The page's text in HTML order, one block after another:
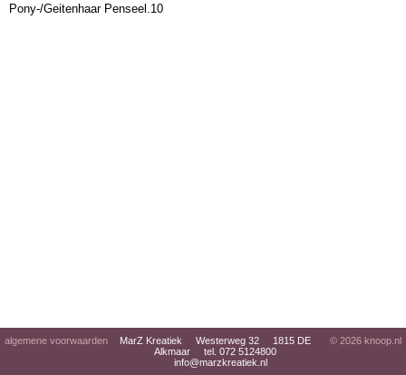
Pony-/Geitenhaar Penseel.10
algemene voorwaarden
MarZ Kreatiek Westerweg 32 1815 DE
Alkmaar tel. 072 5124800
info@marzkreatiek.nl
© 2026 knoop.nl